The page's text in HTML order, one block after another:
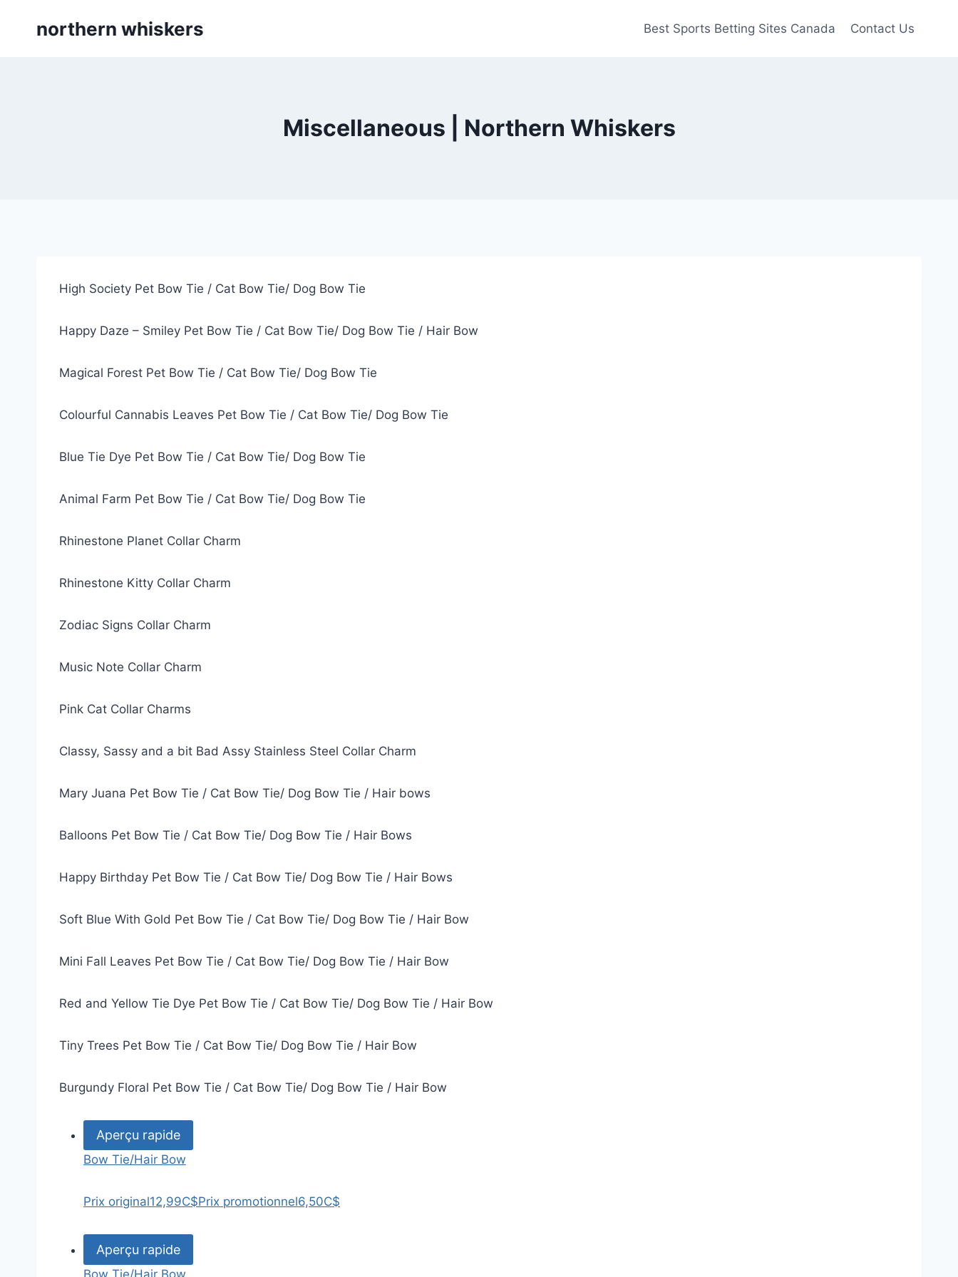
northern whiskers Best Sports Betting Sites Canada Contact Us
Miscellaneous | Northern Whiskers
High Society Pet Bow Tie / Cat Bow Tie/ Dog Bow Tie
Happy Daze – Smiley Pet Bow Tie / Cat Bow Tie/ Dog Bow Tie / Hair Bow
Magical Forest Pet Bow Tie / Cat Bow Tie/ Dog Bow Tie
Colourful Cannabis Leaves Pet Bow Tie / Cat Bow Tie/ Dog Bow Tie
Blue Tie Dye Pet Bow Tie / Cat Bow Tie/ Dog Bow Tie
Animal Farm Pet Bow Tie / Cat Bow Tie/ Dog Bow Tie
Rhinestone Planet Collar Charm
Rhinestone Kitty Collar Charm
Zodiac Signs Collar Charm
Music Note Collar Charm
Pink Cat Collar Charms
Classy, Sassy and a bit Bad Assy Stainless Steel Collar Charm
Mary Juana Pet Bow Tie / Cat Bow Tie/ Dog Bow Tie / Hair bows
Balloons Pet Bow Tie / Cat Bow Tie/ Dog Bow Tie / Hair Bows
Happy Birthday Pet Bow Tie / Cat Bow Tie/ Dog Bow Tie / Hair Bows
Soft Blue With Gold Pet Bow Tie / Cat Bow Tie/ Dog Bow Tie / Hair Bow
Mini Fall Leaves Pet Bow Tie / Cat Bow Tie/ Dog Bow Tie / Hair Bow
Red and Yellow Tie Dye Pet Bow Tie / Cat Bow Tie/ Dog Bow Tie / Hair Bow
Tiny Trees Pet Bow Tie / Cat Bow Tie/ Dog Bow Tie / Hair Bow
Burgundy Floral Pet Bow Tie / Cat Bow Tie/ Dog Bow Tie / Hair Bow
Aperçu rapide
Bow Tie/Hair Bow
Prix original12,99C$Prix promotionnel6,50C$
Aperçu rapide
Bow Tie/Hair Bow